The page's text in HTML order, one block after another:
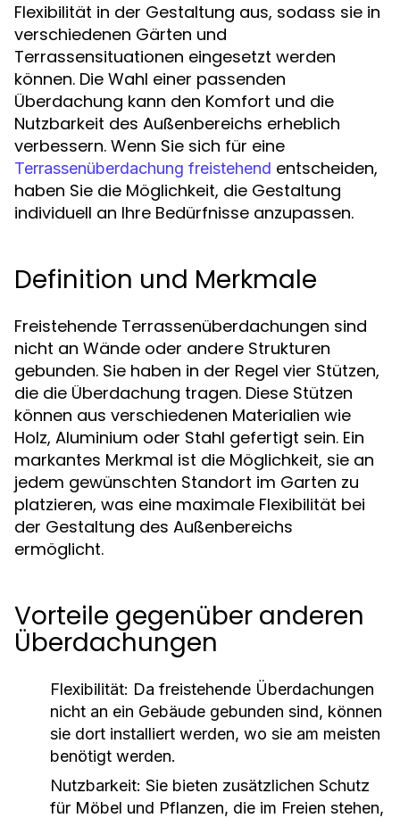
Flexibilität in der Gestaltung aus, sodass sie in
verschiedenen Gärten und
Terrassensituationen eingesetzt werden
können. Die Wahl einer passenden
Überdachung kann den Komfort und die
Nutzbarkeit des Außenbereichs erheblich
verbessern. Wenn Sie sich für eine
Terrassenüberdachung freistehend entscheiden,
haben Sie die Möglichkeit, die Gestaltung
individuell an Ihre Bedürfnisse anzupassen.
Definition und Merkmale
Freistehende Terrassenüberdachungen sind
nicht an Wände oder andere Strukturen
gebunden. Sie haben in der Regel vier Stützen,
die die Überdachung tragen. Diese Stützen
können aus verschiedenen Materialien wie
Holz, Aluminium oder Stahl gefertigt sein. Ein
markantes Merkmal ist die Möglichkeit, sie an
jedem gewünschten Standort im Garten zu
platzieren, was eine maximale Flexibilität bei
der Gestaltung des Außenbereichs
ermöglicht.
Vorteile gegenüber anderen
Überdachungen
Flexibilität: Da freistehende Überdachungen
nicht an ein Gebäude gebunden sind, können
sie dort installiert werden, wo sie am meisten
benötigt werden.
Nutzbarkeit: Sie bieten zusätzlichen Schutz
für Möbel und Pflanzen, die im Freien stehen,